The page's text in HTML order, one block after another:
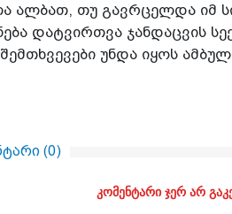
ალბათ, თუ გავრცელდა იმ
დატვირთვა ჯანდაცვის
უნდა იყოს
(0)
კომენტარი ჯერ არ